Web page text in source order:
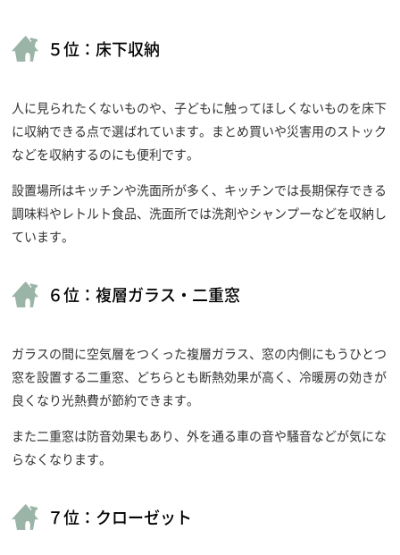
５位：床下収納
人に見られたくないものや、子どもに触ってほしくないものを床下
に収納できる点で選ばれています。まとめ買いや災害用のストック
などを収納するのにも便利です。
設置場所はキッチンや洗面所が多く、キッチンでは長期保存できる
調味料やレトルト食品、洗面所では洗剤やシャンプーなどを収納し
ています。
６位：複層ガラス・二重窓
ガラスの間に空気層をつくった複層ガラス、窓の内側にもうひとつ
窓を設置する二重窓、どちらとも断熱効果が高く、冷暖房の効きが
良くなり光熱費が節約できます。
また二重窓は防音効果もあり、外を通る車の音や騒音などが気にな
らなくなります。
７位：クローゼット